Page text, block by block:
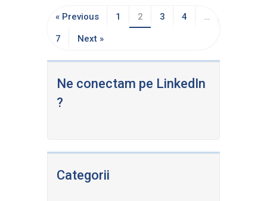
« Previous 1 2 3 4 …
7 Next »
Ne conectam pe LinkedIn
?
Categorii